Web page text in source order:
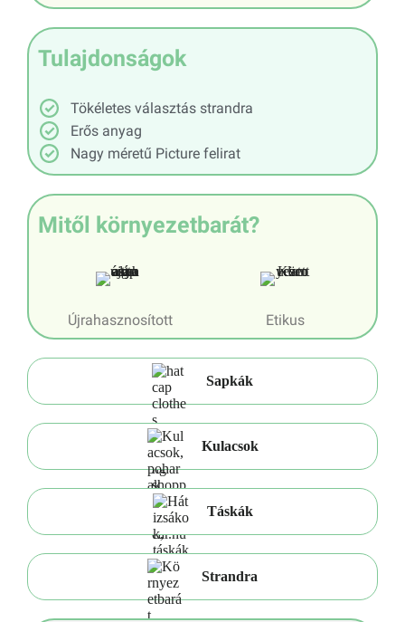
Tulajdonságok
Tökéletes választás strandra
Erős anyag
Nagy méretű Picture felirat
Mitől környezetbarát?
Újrahasznosított Etikus
Sapkák
Kulacsok
Táskák
Strandra